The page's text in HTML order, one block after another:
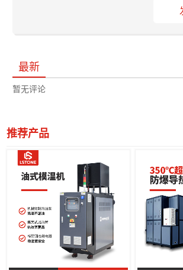
最新
暂无评论
推荐产品